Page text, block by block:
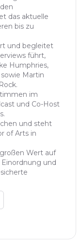
das aktuelle
bis zu
und begleitet
führt,
Humphries,
Martin
im
und Co-Host
und steht
of Arts in
Wert auf
und